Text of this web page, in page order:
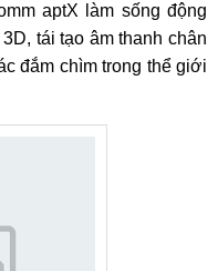
aptX làm sống động
tái tạo âm thanh chân
đắm chìm trong thể giới